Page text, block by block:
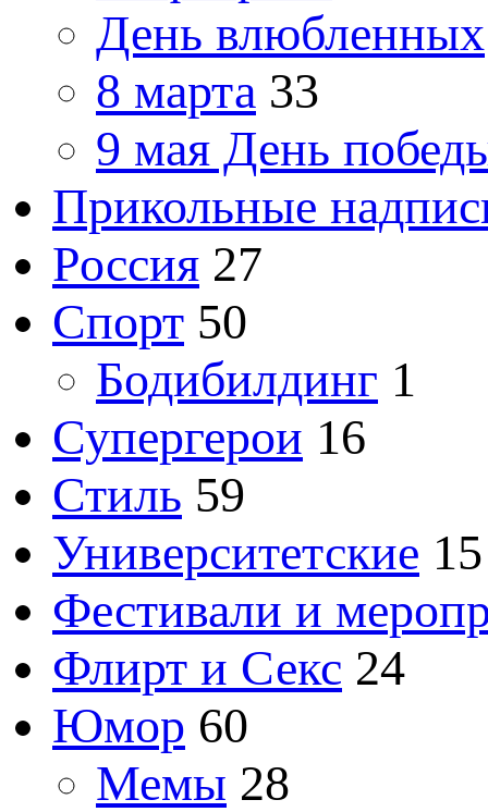
День влюбленных
8 марта 33
9 мая День
Прикольные
Россия 27
Спорт 50
Бодибилдинг 1
Супергерои 16
Стиль 59
Университетские 15
Фестивали и
Флирт и Секс 24
Юмор 60
Мемы 28